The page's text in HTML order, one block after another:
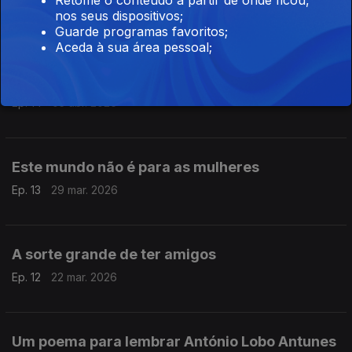
12 abr. 2026
Este mundo não é para as mulheres
Ep. 13 29 mar. 2026
A sorte grande de ter amigos
Ep. 12 22 mar. 2026
Um poema para lembrar António Lobo Antunes
nos seus dispositivos;
Guarde programas favoritos;
Aceda à sua área pessoal;